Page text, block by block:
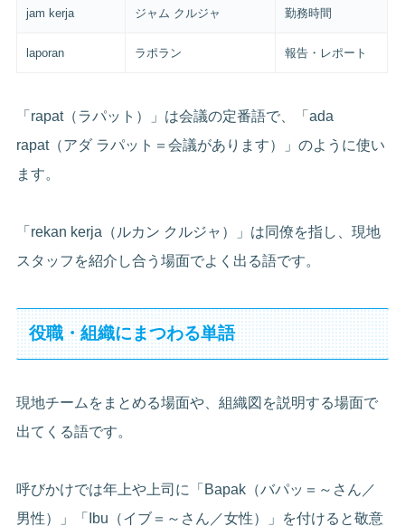
jam kerja ジャム クルジャ 勤務時間
laporan ラポラン 報告・レポート
「rapat（ラパット）」は会議の定番語で、「ada
rapat（アダ ラパット＝会議があります）」のように使い
ます。
「rekan kerja（ルカン クルジャ）」は同僚を指し、現地
スタッフを紹介し合う場面でよく出る語です。
役職・組織にまつわる単語
現地チームをまとめる場面や、組織図を説明する場面で
出てくる語です。
呼びかけでは年上や上司に「Bapak（バパッ＝～さん／
男性）」「Ibu（イブ＝～さん／女性）」を付けると敬意